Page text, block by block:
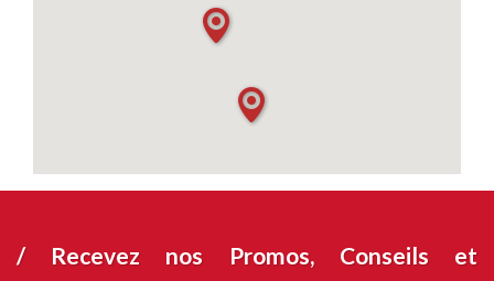
/ Recevez nos Promos, Conseils et